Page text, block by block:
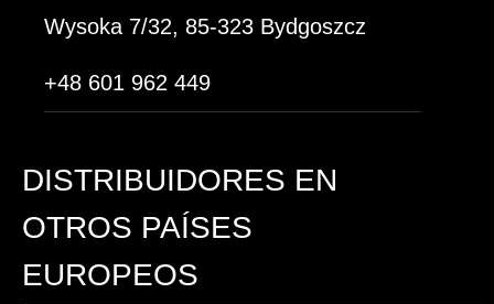
Wysoka 7/32, 85-323 Bydgoszcz
+48 601 962 449
DISTRIBUIDORES EN
OTROS PAÍSES
EUROPEOS